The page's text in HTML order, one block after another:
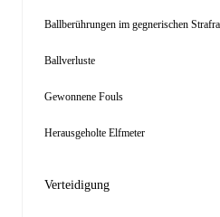
Ballberührungen im gegnerischen
Ballverluste
Gewonnene Fouls
Herausgeholte Elfmeter
Verteidigung